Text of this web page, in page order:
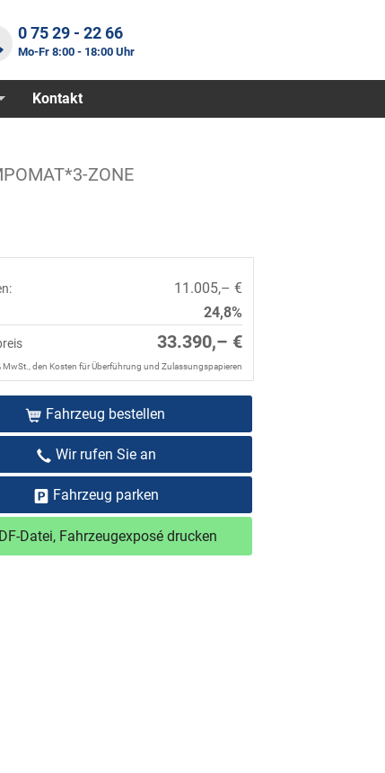
0 75 29 - 22 66
Mo-Fr 8:00 - 18:00 Uhr
Kontakt
ZONE
11.005,– €
24,8%
33.390,– €
MwSt., den Kosten für Überführung und Zulassungspapieren
Fahrzeug bestellen
Wir rufen Sie an
Fahrzeug parken
Datei, Fahrzeugexposé drucken